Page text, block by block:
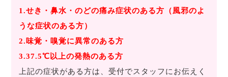
1.せき・鼻水・のどの痛み症状のある方（風邪のよ
うな症状のある方）
2.味覚・嗅覚に異常のある方
3.37.5℃以上の発熱のある方
上記の症状がある方は、受付でスタッフにお伝えく